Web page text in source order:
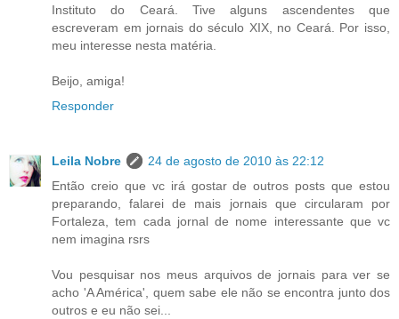
Instituto do Ceará. Tive alguns ascendentes que
escreveram em jornais do século XIX, no Ceará. Por isso,
meu interesse nesta matéria.
Beijo, amiga!
Responder
Leila Nobre
24 de agosto de 2010 às 22:12
Então creio que vc irá gostar de outros posts que estou
preparando, falarei de mais jornais que circularam por
Fortaleza, tem cada jornal de nome interessante que vc
nem imagina rsrs
Vou pesquisar nos meus arquivos de jornais para ver se
acho 'A América', quem sabe ele não se encontra junto dos
outros e eu não sei...